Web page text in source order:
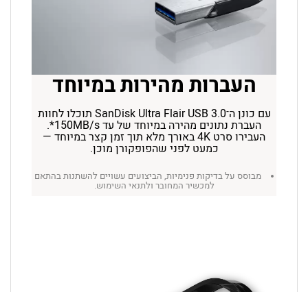
העברות מהירות במיוחד
עם כונן ה־SanDisk Ultra Flair USB 3.0 תוכלו לחוות
העברת נתונים מהירה במיוחד של עד 150MB/s*.
העבירו סרט 4K באורך מלא תוך זמן קצר במיוחד —
כמעט לפני שהפופקורן מוכן.
מבוסס על בדיקות פנימיות, הביצועים עשויים להשתנות בהתאם
למכשיר המחובר ולתנאי השימוש.